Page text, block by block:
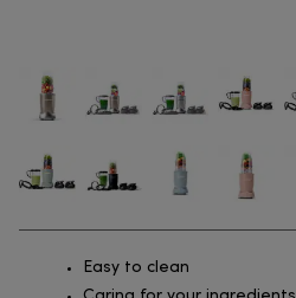
Easy to clean